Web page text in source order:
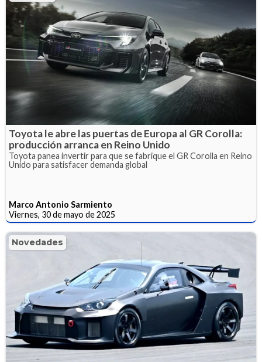
Toyota le abre las puertas de Europa al GR Corolla:
producción arranca en Reino Unido
Toyota panea invertir para que se fabrique el GR Corolla en Reino
Unido para satisfacer demanda global
Marco Antonio Sarmiento
Viernes, 30 de mayo de 2025
Novedades